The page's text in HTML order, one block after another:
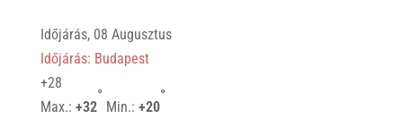
Időjárás, 08 Augusztus
Időjárás: Budapest
+28
Max.: +32
°
Min.: +20
°